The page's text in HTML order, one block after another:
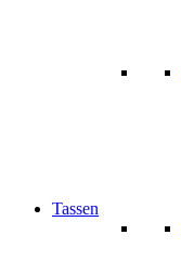
Tassen